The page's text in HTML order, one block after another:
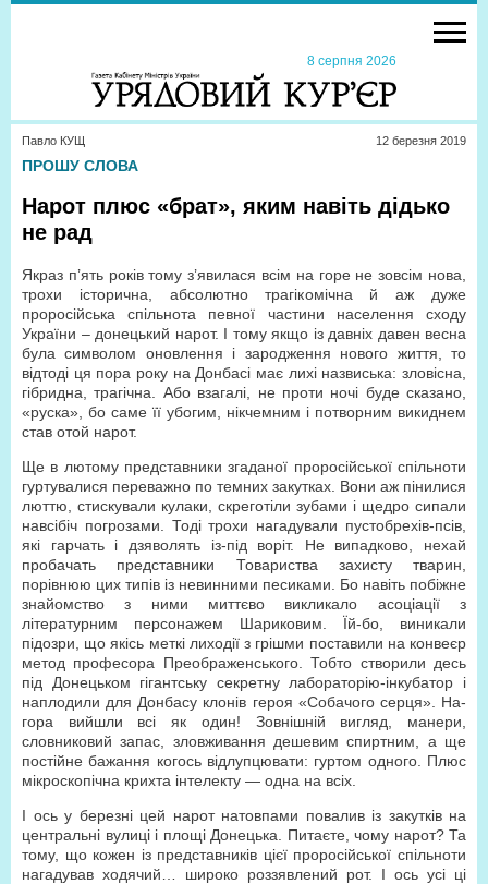
8 серпня 2026
Павло КУЩ 12 березня 2019
ПРОШУ СЛОВА
Нарот плюс «брат», яким навіть дідько
не рад
Якраз п’ять років тому з’явилася всім на горе не зовсім нова,
трохи історична, абсолютно трагікомічна й аж дуже
проросійська спільнота певної частини населення сходу
України – донецький нарот. І тому якщо із давніх давен весна
була символом оновлення і зародження нового життя, то
відтоді ця пора року на Донбасі має лихі назвиська: зловісна,
гібридна, трагічна. Або взагалі, не проти ночі буде сказано,
«руска», бо саме її убогим, нікчемним і потворним викиднем
став отой нарот.
Ще в лютому представники згаданої проросійської спільноти
гуртувалися переважно по темних закутках. Вони аж пінилися
люттю, стискували кулаки, скреготіли зубами і щедро сипали
навсібіч погрозами. Тоді трохи нагадували пустобрехів-псів,
які гарчать і дзяволять із-під воріт. Не випадково, нехай
пробачать представники Товариства захисту тварин,
порівнюю цих типів із невинними песиками. Бо навіть побіжне
знайомство з ними миттєво викликало асоціації з
літературним персонажем Шариковим. Їй-бо, виникали
підозри, що якісь меткі лиходії з грішми поставили на конвеєр
метод професора Преображенського. Тобто створили десь
під Донецьком гігантську секретну лабораторію-інкубатор і
наплодили для Донбасу клонів героя «Собачого серця». На-
гора вийшли всі як один! Зовнішній вигляд, манери,
словниковий запас, зловживання дешевим спиртним, а ще
постійне бажання когось відлупцювати: гуртом одного. Плюс
мікроскопічна крихта інтелекту — одна на всіх.
І ось у березні цей нарот натовпами повалив із закутків на
центральні вулиці і площі Донецька. Питаєте, чому нарот? Та
тому, що кожен із представників цієї проросійської спільноти
нагадував ходячий… широко роззявлений рот. І ось усі ці